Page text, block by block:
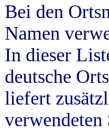
Bei den
Namen
In dieser
deutsche
liefert
verwendeten